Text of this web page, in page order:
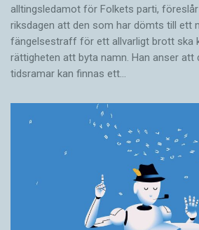
alltingsledamot för Folkets parti,
riksdagen att den som har dömts till ett
fängelsestraff för ett allvarligt brott ska
rättigheten att byta namn. Han anser att
tidsramar kan finnas ett…